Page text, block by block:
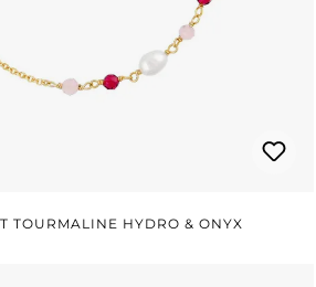
TOURMALINE HYDRO & ONYX